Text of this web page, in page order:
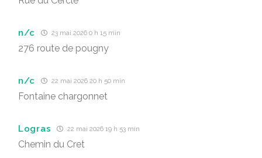
n/c 23 mai 2026 0 h 15 min
276 route de pougny
n/c 22 mai 2026 20 h 50 min
Fontaine chargonnet
Logras 22 mai 2026 19 h 53 min
Chemin du Cret